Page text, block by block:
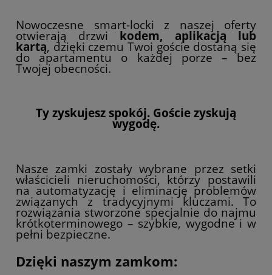
Nowoczesne smart-locki z naszej oferty
otwierają drzwi kodem, aplikacją lub
kartą, dzięki czemu Twoi goście dostaną się
do apartamentu o każdej porze – bez
Twojej obecności.
Ty zyskujesz spokój. Goście zyskują
wygodę.
Nasze zamki zostały wybrane przez setki
właścicieli nieruchomości, którzy postawili
na automatyzację i eliminację problemów
związanych z tradycyjnymi kluczami. To
rozwiązania stworzone specjalnie do najmu
krótkoterminowego – szybkie, wygodne i w
pełni bezpieczne.
Dzięki naszym zamkom: